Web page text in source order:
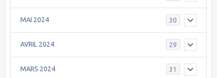
MAI 2024 30
AVRIL 2024 29
MARS 2024 31